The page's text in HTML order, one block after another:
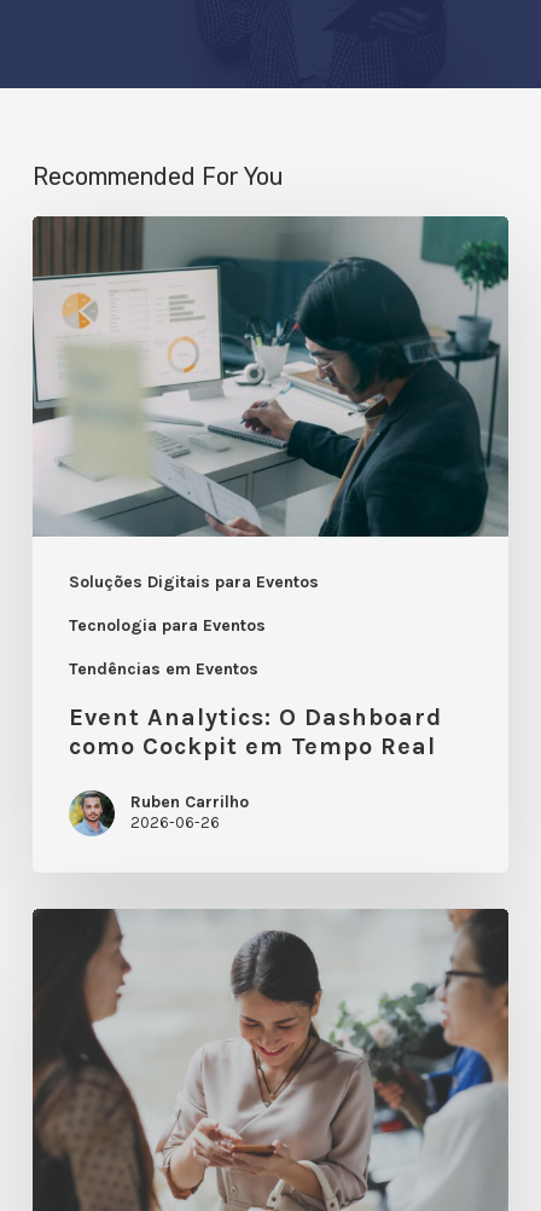
Recommended For You
Soluções Digitais para Eventos
Tecnologia para Eventos
Tendências em Eventos
Analytics:
O
Dashboard
como
Cockpit
em
Tempo
Real
Event Analytics: O Dashboard
como Cockpit em Tempo Real
Ruben Carrilho
2026-06-26
Eventos
Sustentáveis:
Smart
Badges
2.0
vs.
Papel